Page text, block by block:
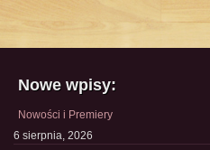
Nowe wpisy:
Nowości i Premiery
6 sierpnia, 2026